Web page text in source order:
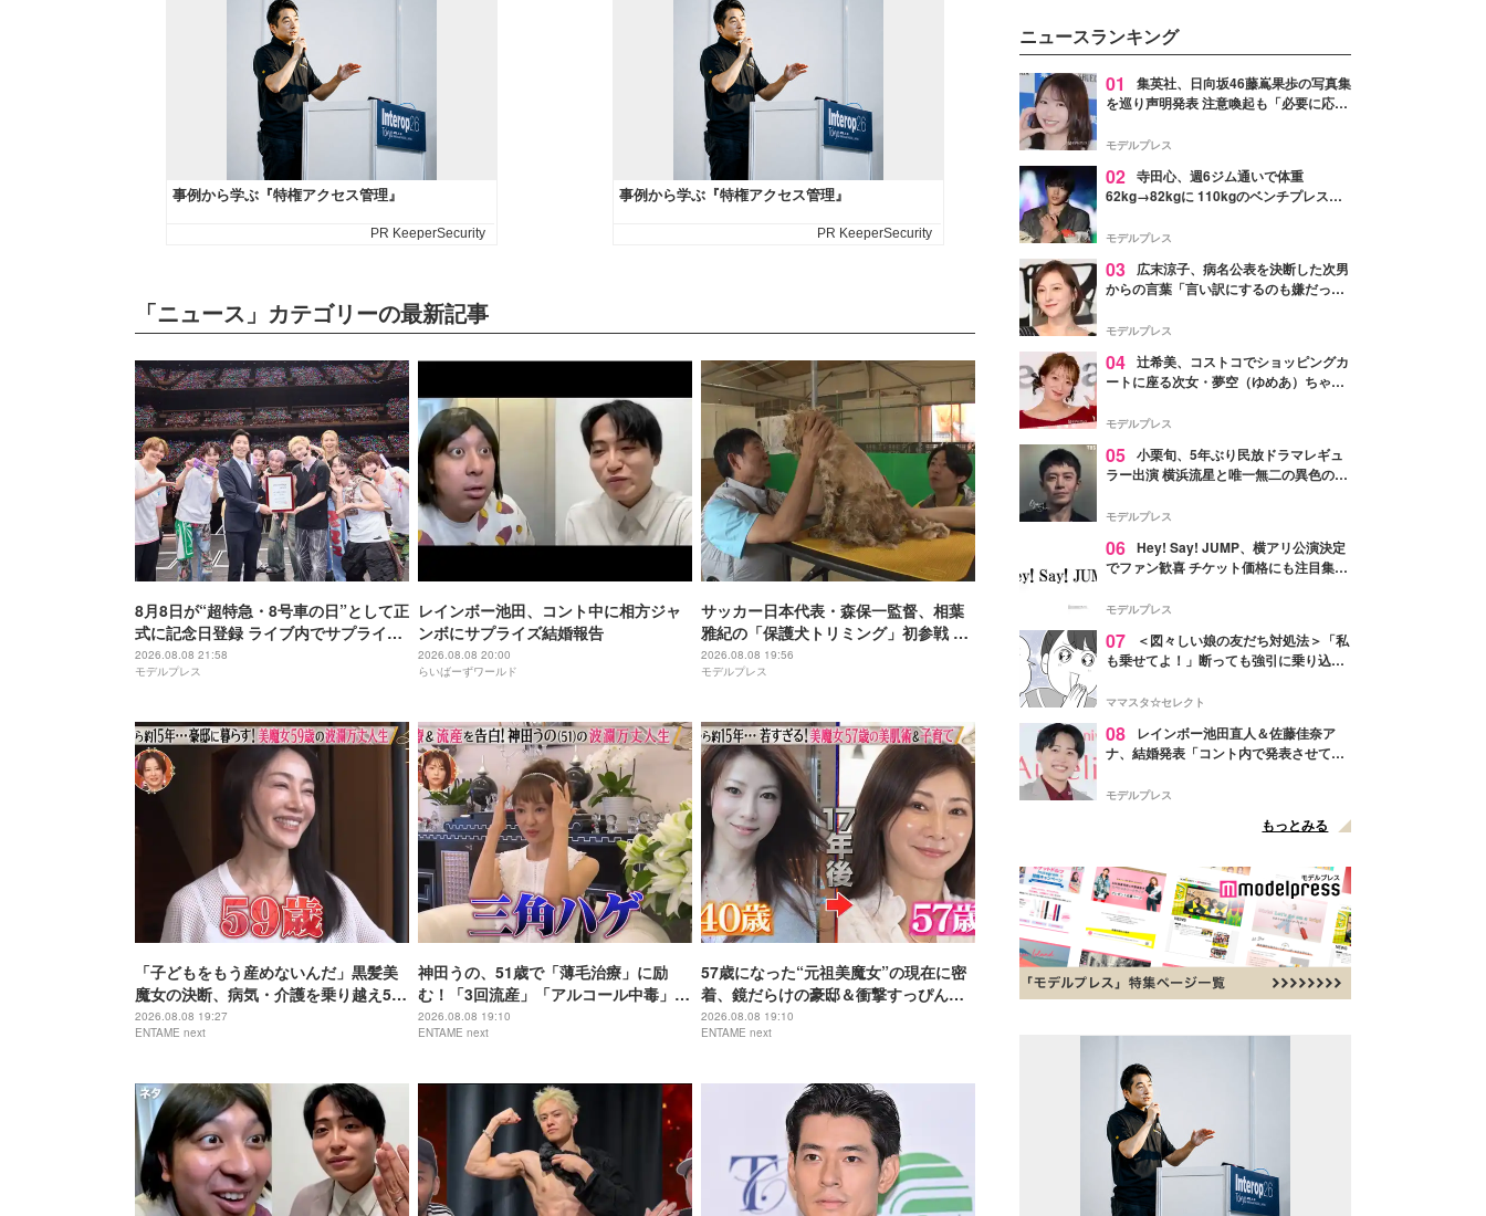
「ニュース」カテゴリーの最新記事
8月8日が“超特急・8号車の日”として正
式に記念日登録 ライブ内でサプライズ
発表
2026.08.08 21:58
モデルプレス
レインボー池田、コント中に相方ジャ
ンボにサプライズ結婚報告
2026.08.08 20:00
らいばーずワールド
サッカー日本代表・森保一監督、相葉
雅紀の「保護犬トリミング」初参戦 ド
リームチームで心込めて挑む【24時間
テレビ49】
2026.08.08 19:56
モデルプレス
「子どもをもう産めないんだ」黒髪美
魔女の決断、病気・介護を乗り越え56
歳で“おばあちゃん”に
2026.08.08 19:27
ENTAME next
神田うの、51歳で「薄毛治療」に励
む！「3回流産」「アルコール中毒」自
身の過去を赤裸々告白
2026.08.08 19:10
ENTAME next
57歳になった“元祖美魔女”の現在に密
着、鏡だらけの豪邸＆衝撃すっぴん姿
を披露
2026.08.08 19:10
ENTAME next
好さんを迎えて本音で女子会トー
ク。猛暑のお出かけを快適に過ご
すヒントや、2人が感動した夏の
生理の新常識にも迫りました。
ニュースランキング
01
集英社、日向坂46藤嶌果歩の写真集
を巡り声明発表 注意喚起も「必要に応じ
モデルプレス
02 寺田心、週6ジム通いで体重
62kg→82kgに 110kgのベンチプレス持
「かっこいい」と反響
モデルプレス
03
広末涼子、病名公表を決断した次男
からの言葉「言い訳にするのも嫌だっ
モデルプレス
04 辻希美、コストコでショッピングカ
ートに座る次女・夢空（ゆめあ）ちゃん
ぎ」「成長を感じる」の声
モデルプレス
05 小栗旬、5年ぶり民放ドラマレギュ
ラー出演 横浜流星と唯一無二の異色のバ
モデルプレス
06 Hey! Say! JUMP、横アリ公演決定
でファン歓喜 チケット価格にも注目集ま
モデルプレス
07
＜図々しい娘の友だち対処法＞「私
も乗せてよ！」断っても強引に乗り込ん
ママスタ☆セレクト
08
レインボー池田直人＆佐藤佳奈ア
ナ、結婚発表「コント内で発表させてい
点変更のため
モデルプレス
もっとみる